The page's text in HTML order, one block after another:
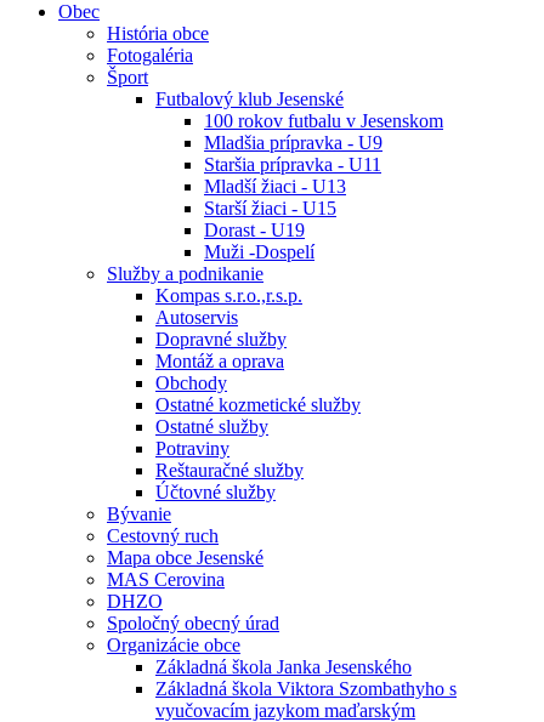
Obec
História obce
Fotogaléria
Šport
Futbalový klub Jesenské
100 rokov futbalu v Jesenskom
Mladšia prípravka - U9
Staršia prípravka - U11
Mladší žiaci - U13
Starší žiaci - U15
Dorast - U19
Muži -Dospelí
Služby a podnikanie
Kompas s.r.o.,r.s.p.
Autoservis
Dopravné služby
Montáž a oprava
Obchody
Ostatné kozmetické služby
Ostatné služby
Potraviny
Reštauračné služby
Účtovné služby
Bývanie
Cestovný ruch
Mapa obce Jesenské
MAS Cerovina
DHZO
Spoločný obecný úrad
Organizácie obce
Základná škola Janka Jesenského
Základná škola Viktora Szombathyho s
vyučovacím jazykom maďarským